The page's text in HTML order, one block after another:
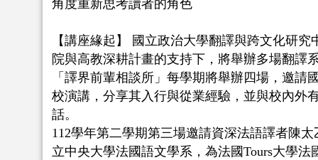
角度重新思考讀者的角色
【講座緣起】 國立政治大學翻譯與跨文化研
院與高教深耕計畫的支持下，將舉辦多場翻譯
「譯界前輩相談所」每學期將舉辦四場，邀請
校演講，分享其入行與從業經驗，並與校內外
話。
112學年第二學期第三場邀請資深法語譯者陳
立中央大學法國語文學系，為法國Tours大學法